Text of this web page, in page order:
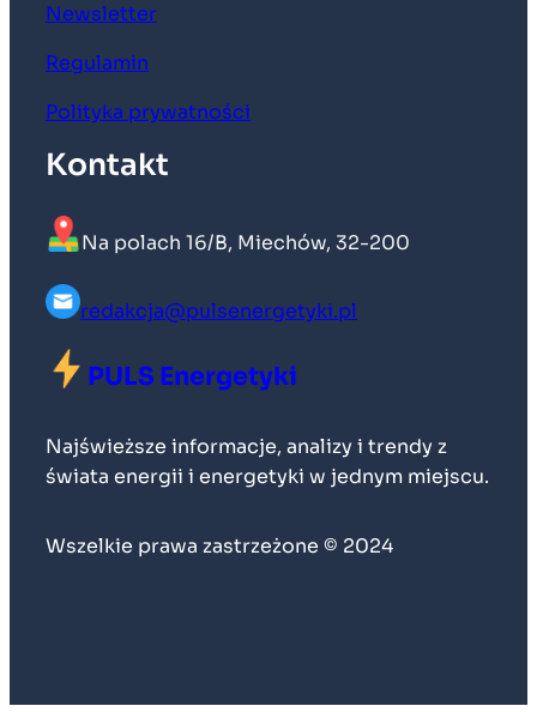
Newsletter
Regulamin
Polityka prywatności
Kontakt
Na polach 16/B, Miechów, 32-200
redakcja@pulsenergetyki.pl
PULS Energetyki
Najświeższe informacje, analizy i trendy z
świata energii i energetyki w jednym miejscu.
Wszelkie prawa zastrzeżone © 2024